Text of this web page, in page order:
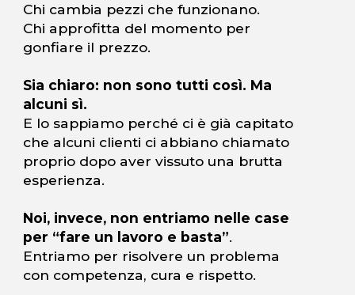
Chi cambia pezzi che funzionano.
Chi approfitta del momento per
gonfiare il prezzo.
Sia chiaro: non sono tutti così. Ma
alcuni sì.
E lo sappiamo perché ci è già capitato
che alcuni clienti ci abbiano chiamato
proprio dopo aver vissuto una brutta
esperienza.
Noi, invece, non entriamo nelle case
per “fare un lavoro e basta”.
Entriamo per risolvere un problema
con competenza, cura e rispetto.